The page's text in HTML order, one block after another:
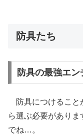
防具たち
防具の最強エン
防具につけること
ら選ぶ必要があり
でね…。